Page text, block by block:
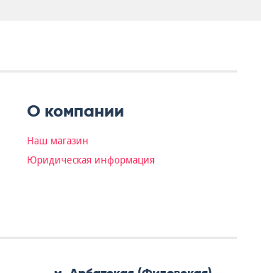
О компании
Наш магазин
Юридическая информация